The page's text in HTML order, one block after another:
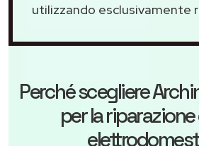
utilizzando esclusivamente
Perché scegliere
per la